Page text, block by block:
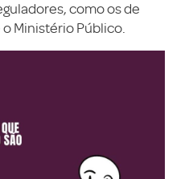
como os de
Ministério Público.